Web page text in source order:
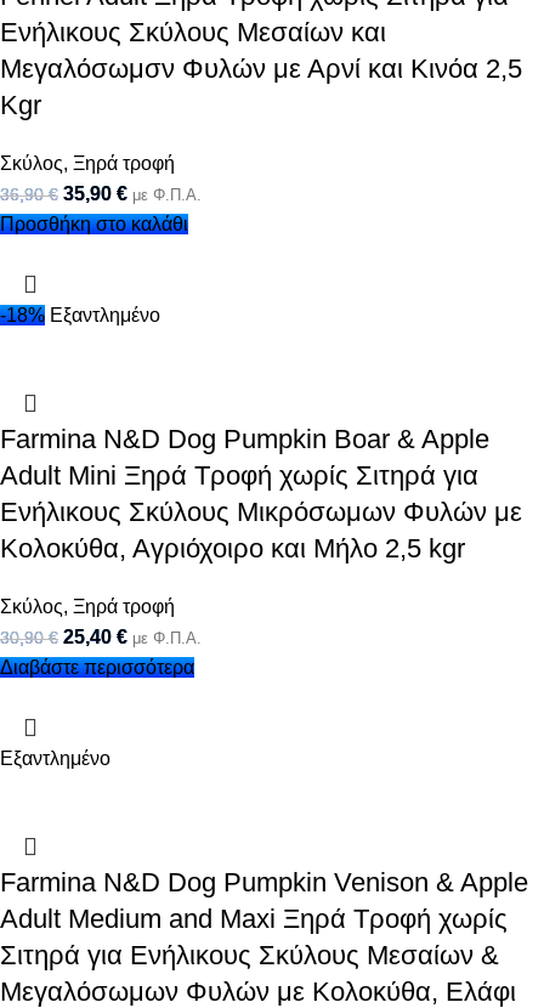
Ενήλικους Σκύλους Μεσαίων και
Μεγαλόσωμσν Φυλών με Αρνί και Κινόα 2,5
Kgr
Σκύλος, Ξηρά τροφή
36,90€ 35,90 € με Φ.Π.Α.
Προσθήκη στο καλάθι
-18% Εξαντλημένο
Farmina N&D Dog Pumpkin Boar & Apple
Adult Mini Ξηρά Τροφή χωρίς Σιτηρά για
Ενήλικους Σκύλους Μικρόσωμων Φυλών με
Κολοκύθα, Αγριόχοιρο και Μήλο 2,5 kgr
Σκύλος, Ξηρά τροφή
30,90€ 25,40 € με Φ.Π.Α.
Διαβάστε περισσότερα
Εξαντλημένο
Farmina N&D Dog Pumpkin Venison & Apple
Adult Medium and Maxi Ξηρά Τροφή χωρίς
Σιτηρά για Ενήλικους Σκύλους Μεσαίων &
Μεγαλόσωμων Φυλών με Κολοκύθα, Ελάφι